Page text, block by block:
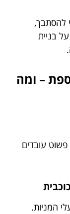
להסתבך,
בניית
– ומה
עובדים
המניות.